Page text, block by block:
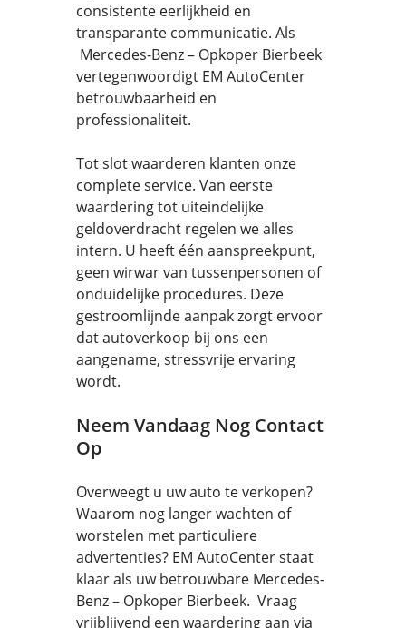
consistente eerlijkheid en
transparante communicatie. Als
Mercedes-Benz – Opkoper Bierbeek
vertegenwoordigt EM AutoCenter
betrouwbaarheid en
professionaliteit.
Tot slot waarderen klanten onze
complete service. Van eerste
waardering tot uiteindelijke
geldoverdracht regelen we alles
intern. U heeft één aanspreekpunt,
geen wirwar van tussenpersonen of
onduidelijke procedures. Deze
gestroomlijnde aanpak zorgt ervoor
dat autoverkoop bij ons een
aangename, stressvrije ervaring
wordt.
Neem Vandaag Nog Contact
Op
Overweegt u uw auto te verkopen?
Waarom nog langer wachten of
worstelen met particuliere
advertenties? EM AutoCenter staat
klaar als uw betrouwbare Mercedes-
Benz – Opkoper Bierbeek. Vraag
vrijblijvend een waardering aan via